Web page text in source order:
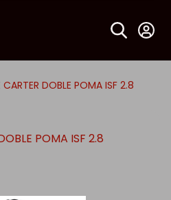
CARTER DOBLE POMA ISF 2.8
POMA ISF 2.8